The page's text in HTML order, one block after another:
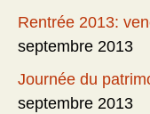
Rentrée 2013:
septembre 2013
Journée du
septembre 2013